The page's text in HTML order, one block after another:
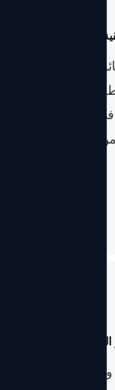
لمدة ستة أشهر
واحد واضح.
لمياه
العام
السعر الفائز أقل بحوالي 18% من العرضين
عن الإعصار
قبل 36 ساعة من وصول اليابسة،